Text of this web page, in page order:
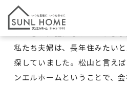
O様
いつもお世話になっております
私たち夫婦は、長年住みたい
探していました。松山と言え
ンエルホームということで、